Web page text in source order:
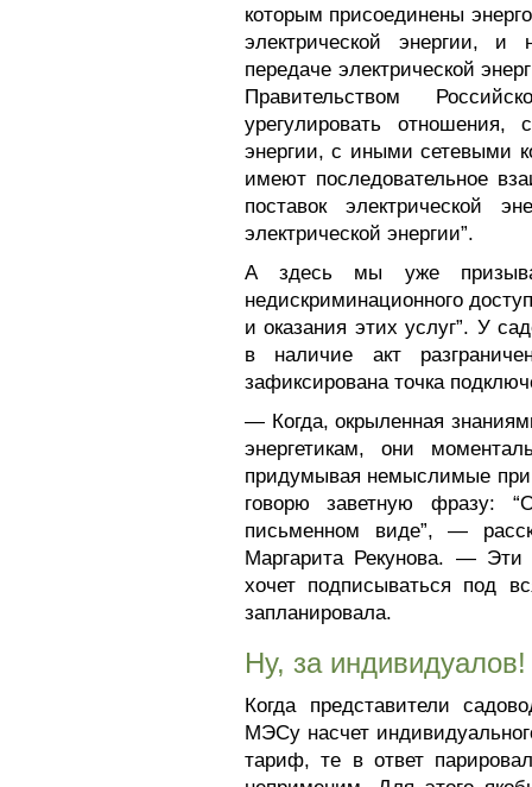
которым присоединены
электрической энергии, и
передаче электрической
Правительством
урегулировать отношения,
энергии, с иными сетевыми
имеют последовательное
поставок электрической
электрической энергии”.
А здесь мы уже
недискриминационного
и оказания этих услуг”. У
в наличие акт
зафиксирована точка
— Когда, окрыленная
энергетикам, они
придумывая немыслимые
говорю заветную фразу:
письменном виде”, —
Маргарита Рекунова. — Эти
хочет подписываться под
запланировала.
Ну, за индивидуалов!
Когда представители
МЭСу насчет
тариф, те в ответ